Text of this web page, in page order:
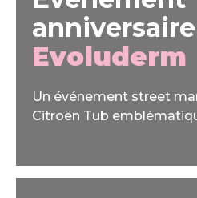
anniversaire
Evoluderm
Un événement street
Citroën Tub